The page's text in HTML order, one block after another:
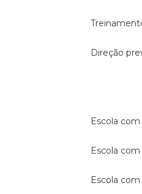
direção
escola
escola
escola